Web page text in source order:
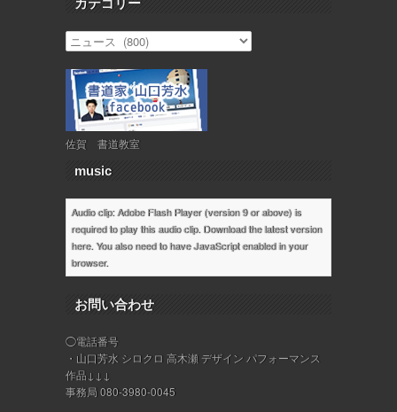
佐賀 書道教室
music
Audio clip: Adobe Flash Player (version 9 or above) is
required to play this audio clip. Download the latest version
here. You also need to have JavaScript enabled in your
browser.
お問い合わせ
◯電話番号
・山口芳水 シロクロ 高木瀬 デザイン パフォーマンス
作品↓↓↓
事務局 080-3980-0045